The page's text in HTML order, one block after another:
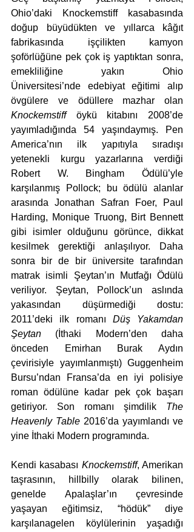
Ohio’daki Knockemstiff kasabasında
doğup büyüdükten ve yıllarca kâğıt
fabrikasında işçilikten kamyon
şoförlüğüne pek çok iş yaptıktan sonra,
emekliliğine yakın Ohio
Üniversitesi’nde edebiyat eğitimi alıp
Knockemstiff öykü kitabını 2008’de
yayımladığında 54 yaşındaymış. Pen
America’nın ilk yapıtıyla sıradışı
yetenekli kurgu yazarlarına verdiği
Robert W. Bingham Ödülü’yle
karşılanmış Pollock; bu ödülü alanlar
arasında Jonathan Safran Foer, Paul
Harding, Monique Truong, Birt Bennett
gibi isimler olduğunu görünce, dikkat
kesilmek gerektiği anlaşılıyor. Daha
sonra bir de bir üniversite tarafından
matrak isimli Şeytan’ın Mutfağı Ödülü
veriliyor. Şeytan, Pollock’un aslında
yakasından düşürmediği dostu:
2011’deki ilk romanı Düş Yakamdan
Şeytan (İthaki Modern’den daha
önceden Emirhan Burak Aydın
çevirisiyle yayımlanmıştı) Guggenheim
Bursu’ndan Fransa’da en iyi polisiye
roman ödülüne kadar pek çok başarı
getiriyor. Son romanı şimdilik The
Heavenly Table 2016’da yayımlandı ve
yine İthaki Modern programında.
Kendi kasabası Knockemstiff, Amerikan
taşrasının, hillbilly olarak bilinen,
genelde Apalaşlar’ın çevresinde
yaşayan eğitimsiz, “hödük” diye
karşılanagelen köylülerinin yaşadığı